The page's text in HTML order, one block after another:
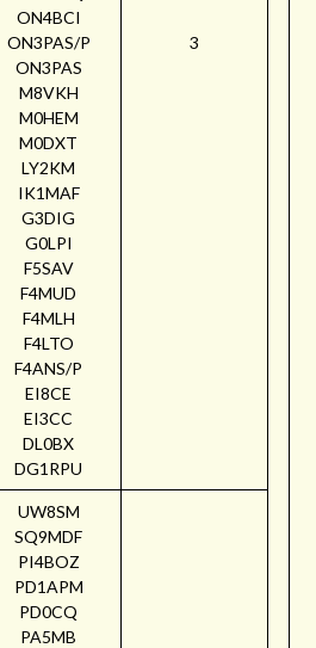
ON4BCI
ON3PAS/P
ON3PAS
M8VKH
M0HEM
M0DXT
LY2KM
IK1MAF
G3DIG
G0LPI
F5SAV
F4MUD
F4MLH
F4LTO
F4ANS/P
EI8CE
EI3CC
DL0BX
DG1RPU
3
UW8SM
SQ9MDF
PI4BOZ
PD1APM
PD0CQ
PA5MB